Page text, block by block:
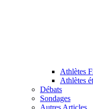
Athlètes
Athlètes
Débats
Sondages
Autres Articles